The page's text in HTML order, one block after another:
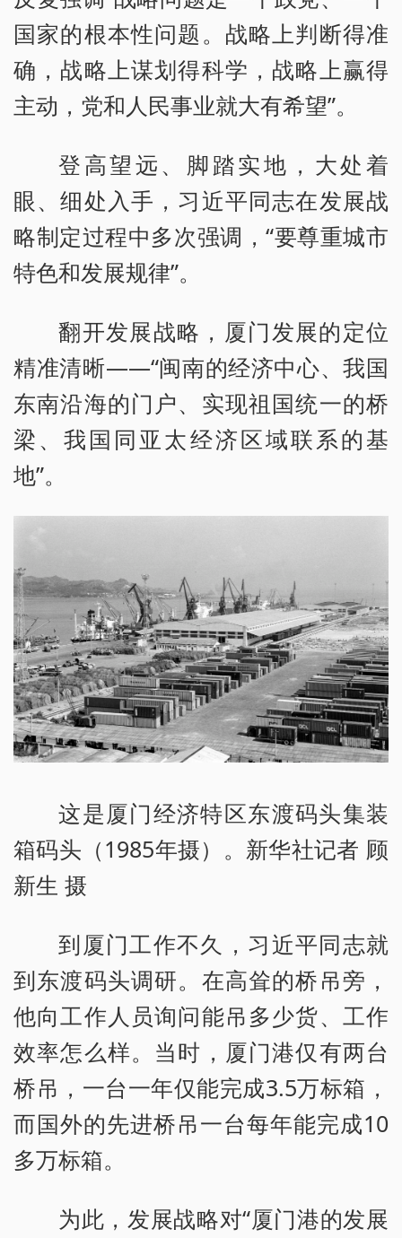
国家的根本性问题。战略上判断得准
确，战略上谋划得科学，战略上赢得
主动，党和人民事业就大有希望”。
登高望远、脚踏实地，大处着
眼、细处入手，习近平同志在发展战
略制定过程中多次强调，“要尊重城市
特色和发展规律”。
翻开发展战略，厦门发展的定位
精准清晰——“闽南的经济中心、我国
东南沿海的门户、实现祖国统一的桥
梁、我国同亚太经济区域联系的基
地”。
这是厦门经济特区东渡码头集装
箱码头（1985年摄）。新华社记者 顾
新生 摄
到厦门工作不久，习近平同志就
到东渡码头调研。在高耸的桥吊旁，
他向工作人员询问能吊多少货、工作
效率怎么样。当时，厦门港仅有两台
桥吊，一台一年仅能完成3.5万标箱，
而国外的先进桥吊一台每年能完成10
多万标箱。
为此，发展战略对“厦门港的发展